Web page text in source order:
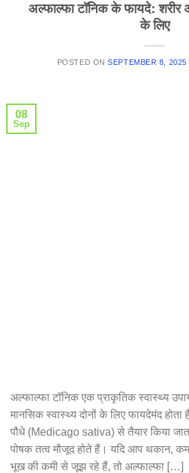
अल्फाल्फा टॉनिक के फायदे: शरीर
के लिए
POSTED ONSEPTEMBER 8, 2025
08
Sep
अल्फाल्फा टॉनिक एक प्राकृतिक स्वास्थ्य
मानसिक स्वास्थ्य दोनों के लिए फायदेमंद
पौधे (Medicago sativa) से तैयार किया
पोषक तत्व मौजूद होते हैं। यदि आप थकान,
भूख की कमी से जूझ रहे हैं, तो अल्फाल्फा […]